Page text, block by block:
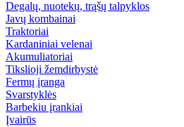
Degalų, nuotekų, trąšų talpyklos
Javų kombainai
Traktoriai
Kardaniniai velenai
Akumuliatoriai
Tikslioji žemdirbystė
Fermų įranga
Svarstyklės
Barbekiu įrankiai
Įvairūs